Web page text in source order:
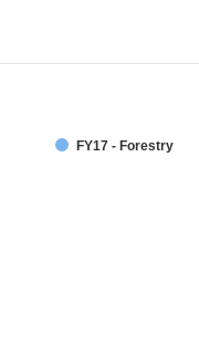
FY17 - Forestry